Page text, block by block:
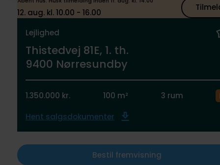
12. aug. kl. 10.00 - 16.00
Lejlighed
Thistedvej 81E, 1. th.
9400 Nørresundby
1.350.000 kr. 100 m² 3 rum
Hent salgsdokumenter
Bestil fremvisning